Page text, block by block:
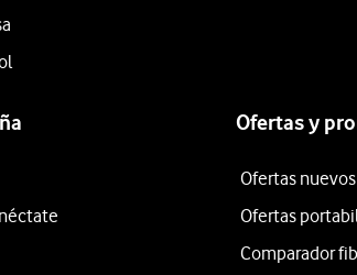
Ofertas y
Ofertas
Ofertas
Comparador